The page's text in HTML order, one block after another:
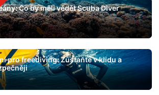
Co by měli vědět Scuba Diver
pro freediving: Zůstaňte v klidu a